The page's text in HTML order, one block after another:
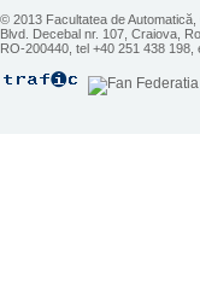
© 2013 Facultatea de
Blvd. Decebal nr. 107, Craiova,
RO-200440, tel +40 251 438